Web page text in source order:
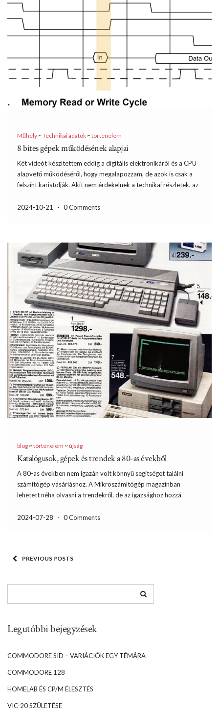
Műhely~Technikai adatok~történelem
8 bites gépek működésének alapjai
Két videót készítettem eddig a digitális elektronikáról és a CPU
alapvető működéséről, hogy megalapozzam, de azok is csak a
felszínt karistolják. Akit nem érdekelnek a technikai részletek, az
felében, de én így szeretek a hobbimmal foglalkozni, […]
2024-10-21 - 0 Comments
blog~történelem ~újság
Katalógusok, gépek és trendek a 80-as évekből
A 80-as években nem igazán volt könnyű segítséget találni
számítógép vásárláshoz. A Mikroszámítógép magazinban
lehetett néha olvasni a trendekről, de az igazsághoz hozzá
lehet az újságíróknak felróni, mert egyrészt ott volt a lap
2024-07-28 - 0 Comments
PREVIOUS POSTS
Legutóbbi bejegyzések
COMMODORE SID – VARIÁCIÓK EGY TÉMÁRA
COMMODORE 128
HOMELAB ÉS CP/M ÉLESZTÉS
VIC-20 SZÜLETÉSE